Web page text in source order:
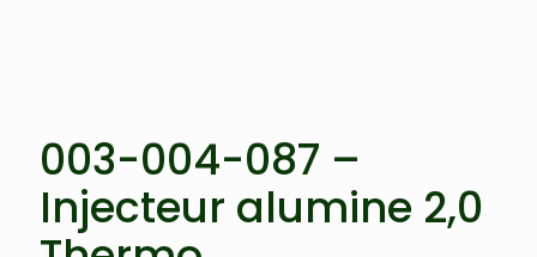
003-004-087 –
Injecteur alumine 2,0